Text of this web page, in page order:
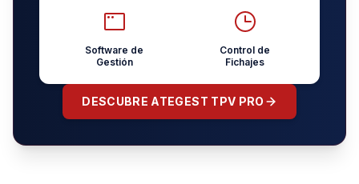
Software de
Gestión
Control de
Fichajes
DESCUBRE ATEGEST TPV PRO